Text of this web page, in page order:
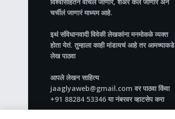
चर्चीलं जाणारं माध्यम आहे.
इथं संविधानवादी विवेकी लेखकांना मनमोकळे व्यक्त
होता येतं. तुम्हाला काही मांडायचं आहे तर आमच्याकडे
लेख पाठवा
आपले लेखन साहित्य
jaaglyaweb@gmail.com वर पाठवा किंवा
+91 88284 53346 या नंबरवर व्हाटसेप करा